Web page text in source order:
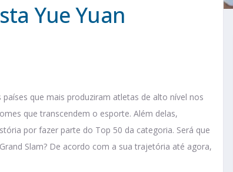
Yue Yuan
que mais produziram atletas de alto nível nos
que transcendem o esporte. Além delas,
por fazer parte do Top 50 da categoria. Será que
Slam? De acordo com a sua trajetória até agora,